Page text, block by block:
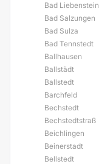
Bad Liebenstein
Bad Salzungen
Bad Sulza
Bad Tennstedt
Ballhausen
Ballstädt
Ballstedt
Barchfeld
Bechstedt
Bechstedtstraß
Beichlingen
Beinerstadt
Bellstedt